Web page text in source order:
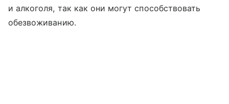
и алкоголя, так как они могут способствовать
обезвоживанию.